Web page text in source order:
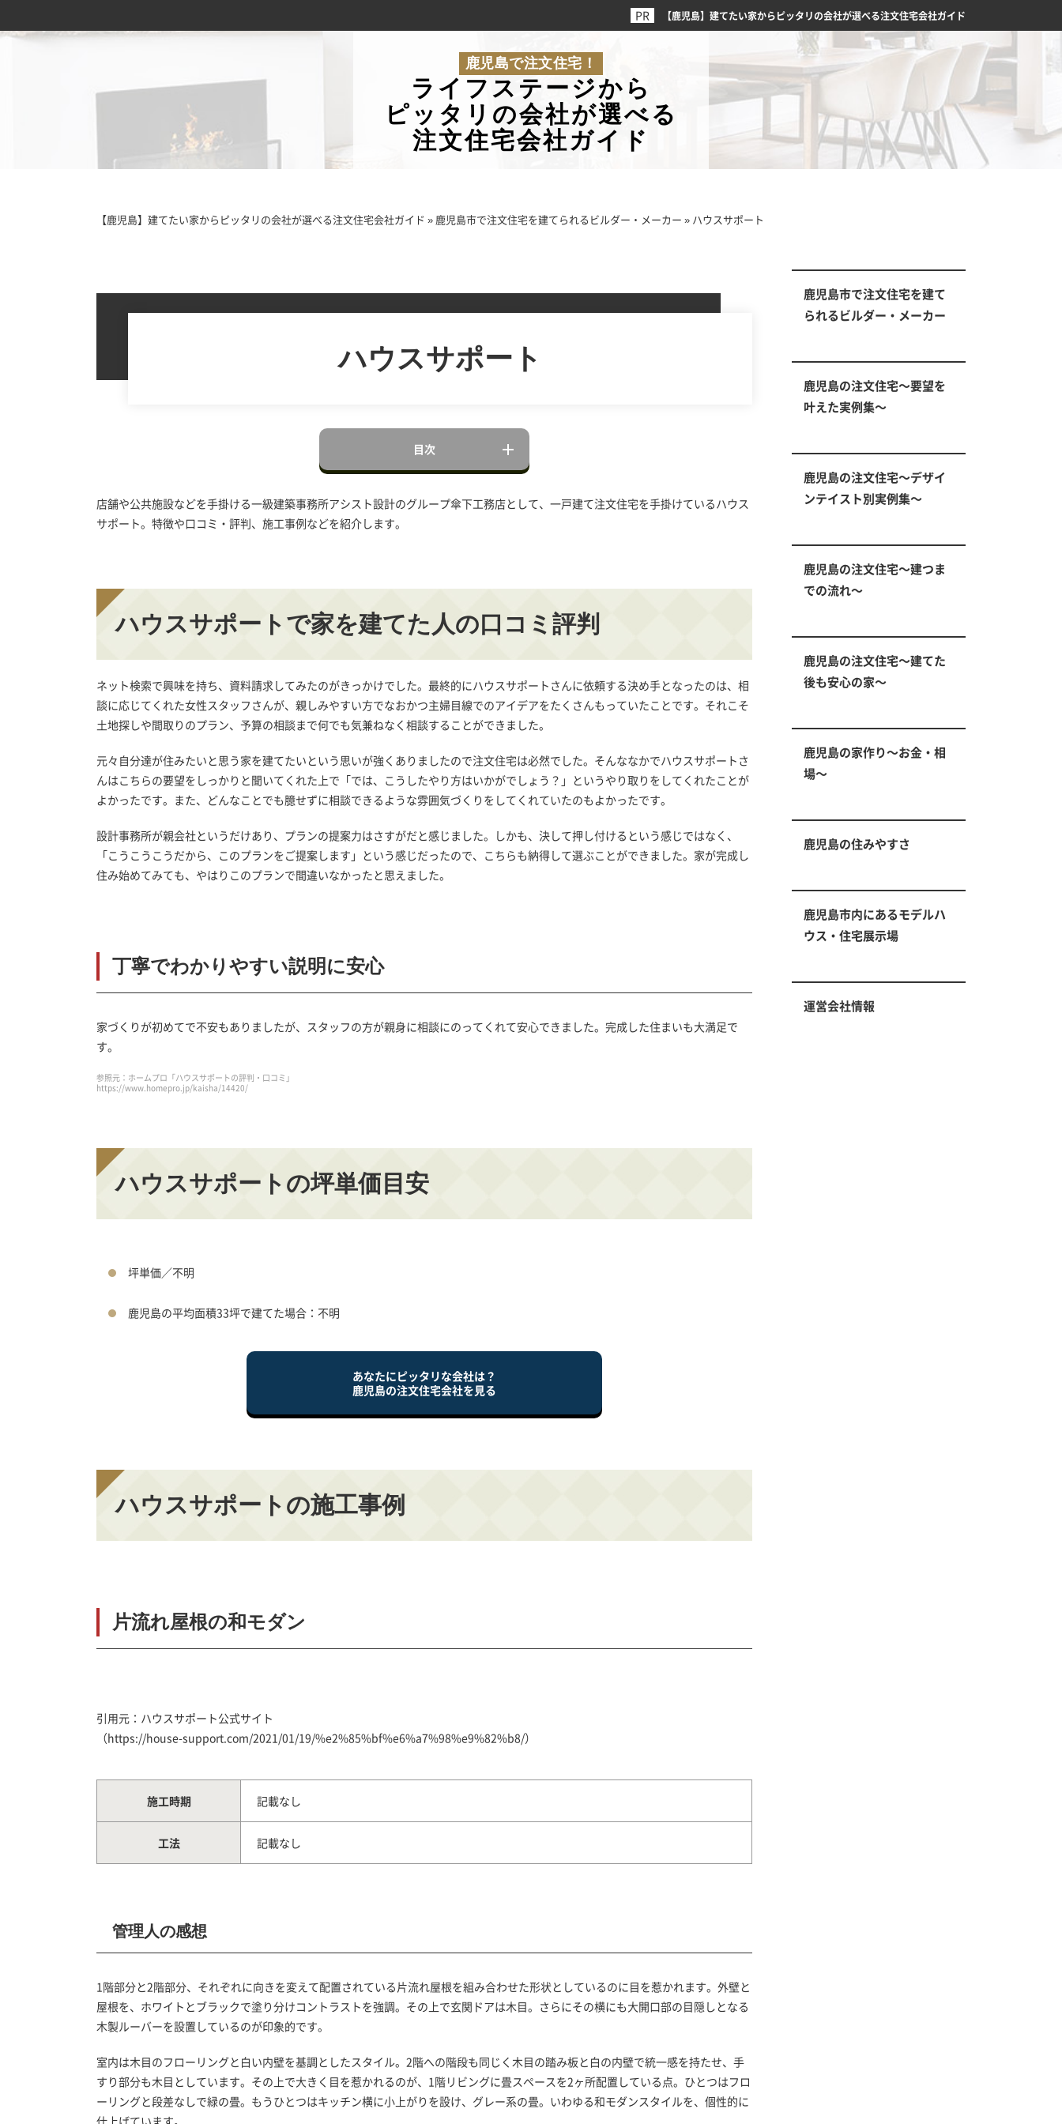
【鹿児島】建てたい家からピッタリの会社が選べる注文住宅会社ガイド
鹿児島で注文住宅！
ライフステージから
ピッタリの会社が選べる
注文住宅会社ガイド
【鹿児島】建てたい家からピッタリの会社が選べる注文住宅会社ガイド » 鹿児島市で注文住宅を建てられるビルダー・メーカー » ハウスサポート
ハウスサポート
目次
店舗や公共施設などを手掛ける一級建築事務所アシスト設計のグループ傘下工務店として、一戸建て注文住宅を手掛けているハウス
サポート。特徴や口コミ・評判、施工事例などを紹介します。
ハウスサポートで家を建てた人の口コミ評判
ネット検索で興味を持ち、資料請求してみたのがきっかけでした。最終的にハウスサポートさんに依頼する決め手となったのは、相
談に応じてくれた女性スタッフさんが、親しみやすい方でなおかつ主婦目線でのアイデアをたくさんもっていたことです。それこそ
土地探しや間取りのプラン、予算の相談まで何でも気兼ねなく相談することができました。
元々自分達が住みたいと思う家を建てたいという思いが強くありましたので注文住宅は必然でした。そんななかでハウスサポートさ
んはこちらの要望をしっかりと聞いてくれた上で「では、こうしたやり方はいかがでしょう？」というやり取りをしてくれたことが
よかったです。また、どんなことでも臆せずに相談できるような雰囲気づくりをしてくれていたのもよかったです。
設計事務所が親会社というだけあり、プランの提案力はさすがだと感じました。しかも、決して押し付けるという感じではなく、
「こうこうこうだから、このプランをご提案します」という感じだったので、こちらも納得して選ぶことができました。家が完成し
住み始めてみても、やはりこのプランで間違いなかったと思えました。
丁寧でわかりやすい説明に安心
家づくりが初めてで不安もありましたが、スタッフの方が親身に相談にのってくれて安心できました。 完成した住まいも大満足で
す。
参照元：ホームプロ「ハウスサポートの評判・口コミ」
https://www.homepro.jp/kaisha/14420/
ハウスサポートの坪単価目安
坪単価／不明
鹿児島の平均面積33坪で建てた場合：不明
あなたにピッタリな会社は？
鹿児島の注文住宅会社を見る
ハウスサポートの施工事例
片流れ屋根の和モダン
引用元：ハウスサポート公式サイト
（https://house-support.com/2021/01/19/%e2%85%bf%e6%a7%98%e9%82%b8/）
施工時期 記載なし
工法 記載なし
管理人の感想
1階部分と2階部分、それぞれに向きを変えて配置されている片流れ屋根を組み合わせた形状としているのに目を惹かれます。外壁と
屋根を、ホワイトとブラックで塗り分けコントラストを強調。その上で玄関ドアは木目。さらにその横にも大開口部の目隠しとなる
木製ルーバーを設置しているのが印象的です。
室内は木目のフローリングと白い内壁を基調としたスタイル。2階への階段も同じく木目の踏み板と白の内壁で統一感を持たせ、手
すり部分も木目としています。その上で大きく目を惹かれるのが、1階リビングに畳スペースを2ヶ所配置している点。ひとつはフロ
ーリングと段差なしで緑の畳。もうひとつはキッチン横に小上がりを設け、グレー系の畳。いわゆる和モダンスタイルを、個性的に
仕上げています。
鹿児島市で注文住宅を建て
られるビルダー・メーカー
鹿児島の注文住宅～要望を
叶えた実例集～
鹿児島の注文住宅～デザイ
ンテイスト別実例集～
鹿児島の注文住宅～建つま
での流れ～
鹿児島の注文住宅～建てた
後も安心の家～
鹿児島の家作り～お金・相
場～
鹿児島の住みやすさ
鹿児島市内にあるモデルハ
ウス・住宅展示場
運営会社情報